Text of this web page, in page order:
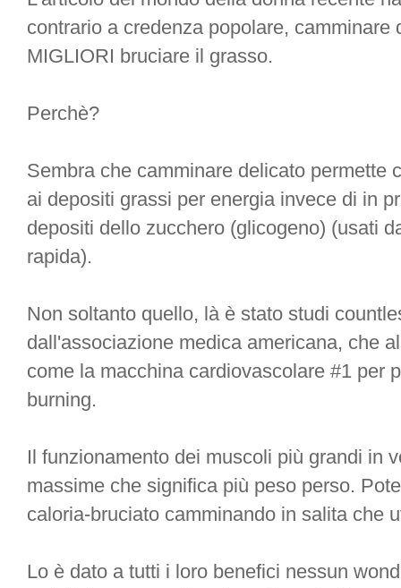
contrario a credenza popolare, camminare
MIGLIORI bruciare il grasso.
Perchè?
Sembra che camminare delicato permette
ai depositi grassi per energia invece di in
depositi dello zucchero (glicogeno) (usati
rapida).
Non soltanto quello, là è stato studi
dall'associazione medica americana, che
come la macchina cardiovascolare #1 per
burning.
Il funzionamento dei muscoli più grandi in
massime che significa più peso perso.
caloria-bruciato camminando in salita che
Lo è dato a tutti i loro benefici nessun